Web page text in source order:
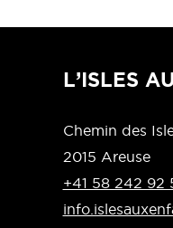
L’ISLES
Chemin des
2015 Areuse
+41 58 242 92